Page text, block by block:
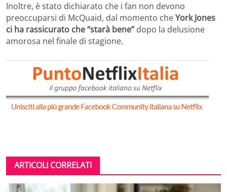
Inoltre, è stato dichiarato che i fan non devono
preoccuparsi di McQuaid, dal momento cheYork Jones
ci ha rassicurato che “starà bene” dopo la delusione
amorosa nel finale di stagione.
ARTICOLI CORRELATI